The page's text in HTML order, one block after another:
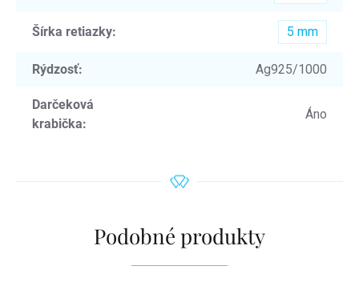
Šírka retiazky: 5 mm
Rýdzosť: Ag925/1000
Darčeková
krabička:
Áno
Podobné produkty